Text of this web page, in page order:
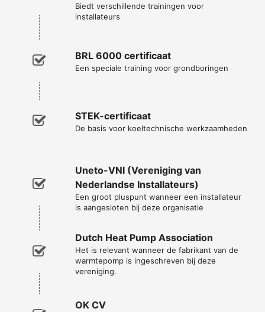
Biedt verschillende trainingen voor
installateurs
BRL 6000 certificaat
Een speciale training voor grondboringen
STEK-certificaat
De basis voor koeltechnische werkzaamheden
Uneto-VNI (Vereniging van
Nederlandse Installateurs)
Een groot pluspunt wanneer een installateur
is aangesloten bij deze organisatie
Dutch Heat Pump Association
Het is relevant wanneer de fabrikant van de
warmtepomp is ingeschreven bij deze
vereniging.
OK CV